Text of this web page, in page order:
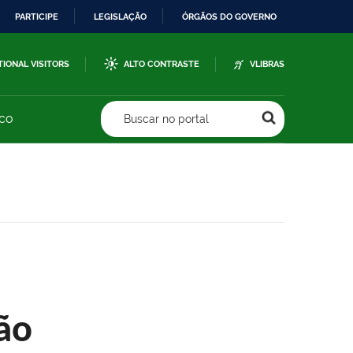
PARTICIPE LEGISLAÇÃO ÓRGÃOS DO GOVERNO
VISITORS ALTO CONTRASTE VLIBRAS
Buscar no portal